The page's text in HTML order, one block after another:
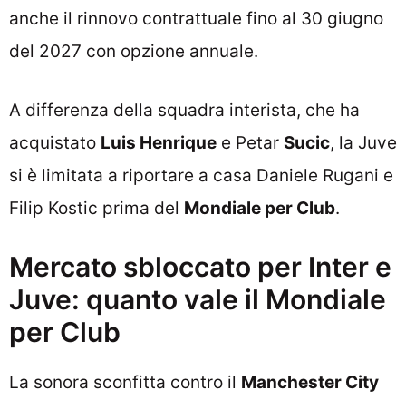
anche il rinnovo contrattuale fino al 30 giugno
del 2027 con opzione annuale.
A differenza della squadra interista, che ha
acquistato Luis Henrique e Petar Sucic, la Juve
si è limitata a riportare a casa Daniele Rugani e
Filip Kostic prima del Mondiale per Club.
Mercato sbloccato per Inter e
Juve: quanto vale il Mondiale
per Club
La sonora sconfitta contro il Manchester City